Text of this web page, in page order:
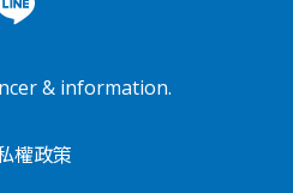
& information.
權政策